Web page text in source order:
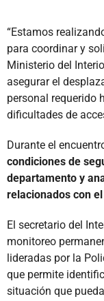
“Estamos
para coordinar y
Ministerio del
asegurar el
personal requerido
dificultades de
Durante el
condiciones de
departamento y
relacionados con
El secretario del
monitoreo
lideradas por la
que permite
situación que